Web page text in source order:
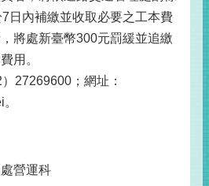
日內補繳並收取必要之工本費
將處新臺幣300元罰緩並追繳
用。
27269600；網址：
營運科